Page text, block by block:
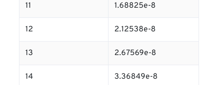
11 1.68825e-8
12 2.12538e-8
13 2.67569e-8
14 3.36849e-8